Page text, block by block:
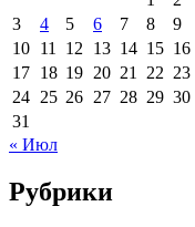
3
4 5 6 7 8
9
10 11 12 13 14 15 16
17 18 19 20 21 22 23
24 25 26 27 28 29 30
31
« Июл
Рубрики